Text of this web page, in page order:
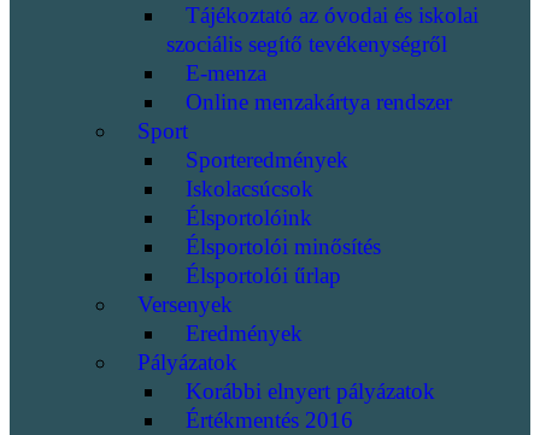
Tájékoztató az óvodai és iskolai
szociális segítő tevékenységről
E-menza
Online menzakártya rendszer
Sport
Sporteredmények
Iskolacsúcsok
Élsportolóink
Élsportolói minősítés
Élsportolói űrlap
Versenyek
Eredmények
Pályázatok
Korábbi elnyert pályázatok
Értékmentés 2016